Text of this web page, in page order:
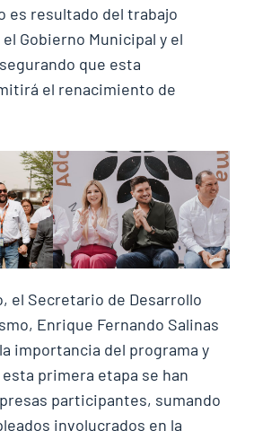
es resultado del trabajo
Gobierno Municipal y el
que esta
el renacimiento de
el Secretario de Desarrollo
Enrique Fernando Salinas
importancia del programa y
primera etapa se han
participantes, sumando
involucrados en la